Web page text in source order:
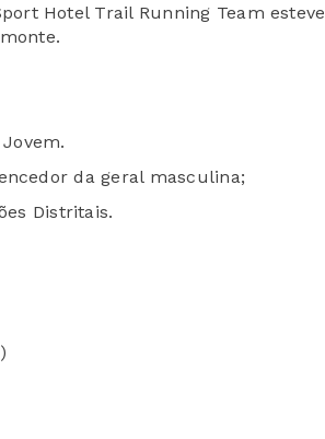
Hotel Trail Running Team esteve
da geral masculina;
Distritais.